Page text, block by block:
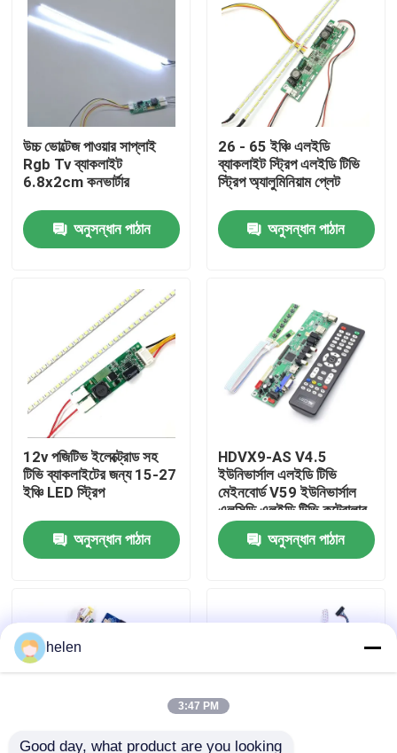
আমাদের সম্পর্কে
কারখানা পরিদর্শন
গুণমান নিয়ন্ত্রণ
আমাদের সাথে যোগাযোগ করুন
মামলা
এম্প্লিফায়ার বোর্ড মডিউল
উচ্চ ভোল্টেজ পাওয়ার সাপ্লাই
Rgb Tv ব্যাকলাইট
6.8x2cm কনভার্টার
অনুসন্ধান পাঠান
26 - 65 ইঞ্চি এলইডি
ব্যাকলাইট স্ট্রিপ এলইডি টিভি
স্ট্রিপ অ্যালুমিনিয়াম প্লেট
অনুসন্ধান পাঠান
12v পজিটিভ ইলেক্ট্রোড সহ
টিভি ব্যাকলাইটের জন্য 15-27
ইঞ্চি LED স্ট্রিপ
অনুসন্ধান পাঠান
HDVX9-AS V4.5
ইউনিভার্সাল এলইডি টিভি
মেইনবোর্ড V59 ইউনিভার্সাল
এলসিডি এলইডি টিভি কন্ট্রোলার
বোর্ড
অনুসন্ধান পাঠান
helen
3:47 PM
Good day, what product are you looking